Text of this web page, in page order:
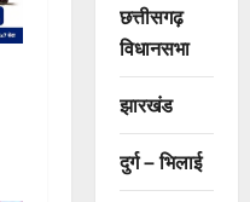
छत्तीसगढ़
विधानसभा
झारखंड
दुर्ग – भिलाई